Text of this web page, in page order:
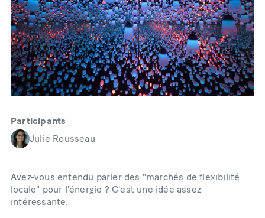
Participants
Julie Rousseau
Avez-vous entendu parler des "marchés de flexibilité
locale" pour l'énergie ? C'est une idée assez
intéressante.